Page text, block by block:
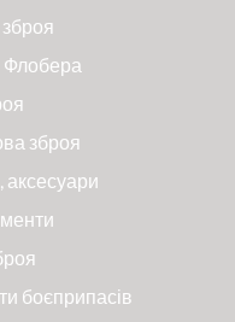
Флобера
зброя
аксесуари
боєприпасів